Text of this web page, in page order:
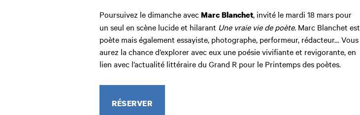
Poursuivez le dimanche avecMarc Blanchet, invité le mardi 18 mars pour
un seul en scène lucide et hilarant Une vraie vie de poète. Marc Blanchet est
poète mais également essayiste, photographe, performeur, rédacteur… Vous
aurez la chance d’explorer avec eux une poésie vivifiante et revigorante, en
lien avec l’actualité littéraire du Grand R pour le Printemps des poètes.
RÉSERVER